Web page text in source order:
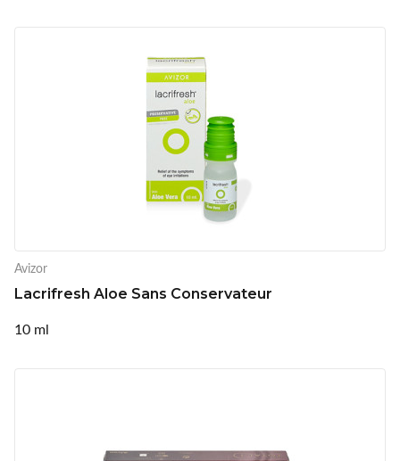
Avizor
Lacrifresh Aloe Sans Conservateur
10 ml